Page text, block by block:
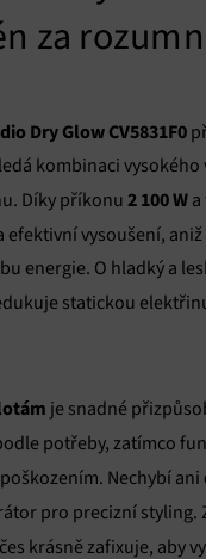
za
Dry Glow CV5831F0
kombinaci vysokého
Díky příkonu 2 100 W
efektivní vysoušení,
energie. O hladký a
statickou
je snadné
potřeby, zatímco
Nechybí ani
pro precizní styling.
krásně zafixuje, aby